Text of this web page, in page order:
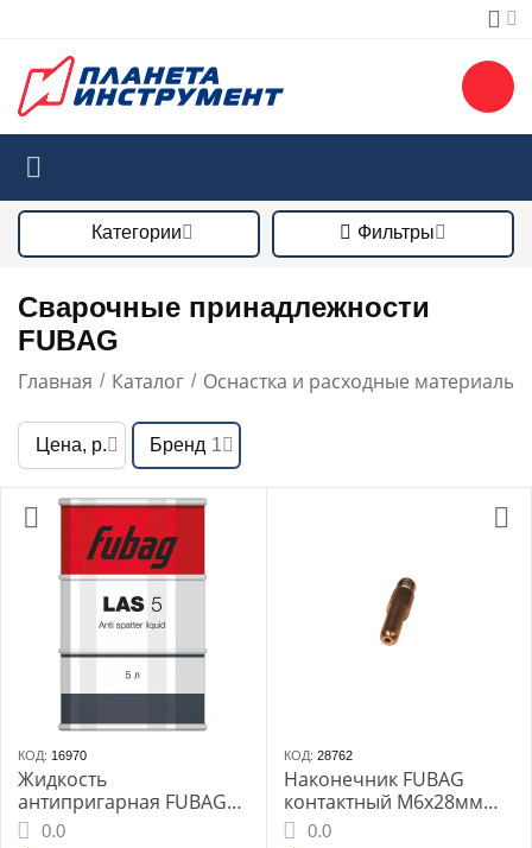
Категории Фильтры
Сварочные принадлежности
FUBAG
Главная / Каталог / Оснастка и расходные материалы
Цена, р. Бренд 1
КОД: 16970
Жидкость
антипригарная FUBAG
LAS 5, 5л
0.0
КОД: 28762
Наконечник FUBAG
контактный M6x28мм
ECU D=1.2мм
0.0